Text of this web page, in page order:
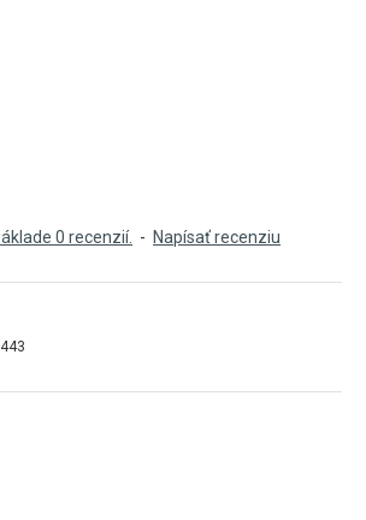
0 recenzií. - Napísať recenziu